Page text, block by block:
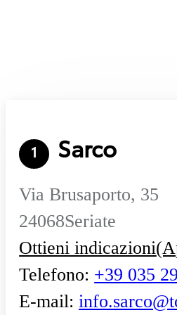
1 Sarco
Via Brusaporto, 35
24068Seriate
Ottieni indicazioni
Telefono: +39 035
E-mail: